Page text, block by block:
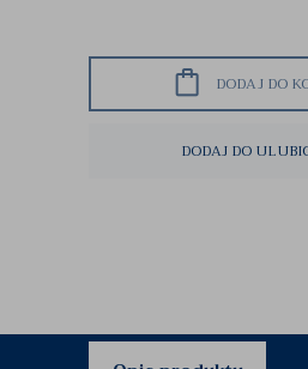
DODAJ DO
DODAJ DO